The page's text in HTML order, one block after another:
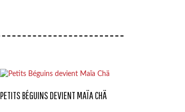
PETITS BÉGUINS DEVIENT MAÏA CHÄ